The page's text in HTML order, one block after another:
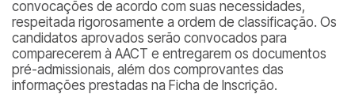
convocações de acordo com suas necessidades,
respeitada rigorosamente a ordem de classificação. Os
candidatos aprovados serão convocados para
comparecerem à AACT e entregarem os documentos
pré-admissionais, além dos comprovantes das
informações prestadas na Ficha de Inscrição.